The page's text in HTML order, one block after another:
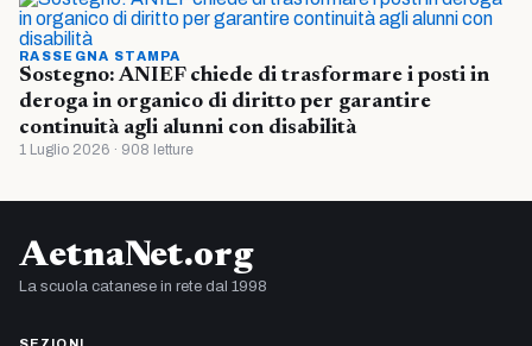
RASSEGNA STAMPA
Sostegno: ANIEF chiede di trasformare i posti in
deroga in organico di diritto per garantire
continuità agli alunni con disabilità
1 Luglio 2026 · 908 letture
AetnaNet.org
La scuola catanese in rete dal 1998